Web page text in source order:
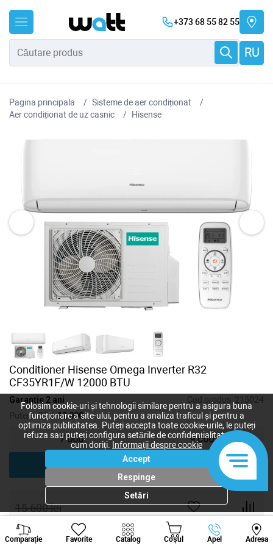
+373 68 55 82 55
RU
Pagina principala
Sisteme de aer condiționat
Aer condiționat de uz casnic
Hisense
Conditioner Hisense Omega Inverter R32
CF35YR1F/W 12000 BTU
Garanție 2 ani Cod produs: 215024
Putere, BTU:12 000
7 000 9 000
15 600lei
13 000 lei
Comparație Favorite Catalog Coșul Apel Adresa
Viber Whatsapp
Folosim cookie-uri și tehnologii similare pentru a asigura buna
funcționare a site-ului, pentru a analiza traficul și pentru a
optimiza publicitatea. Puteți accepta toate cookie-urile, le puteți
refuza sau puteți configura setările de confidențialitate după
cum doriți.
Informații despre cookie
Accept
Respinge
Setări